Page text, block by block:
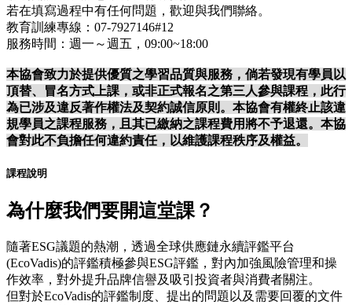
若在填寫過程中有任何問題，歡迎與我們聯絡。
教育訓練專線：07-7927146#12
服務時間：週一～週五，09:00~18:00
本協會致力於提供優質之學習品質與服務，倘若發現有學員以
頂替、冒名方式上課，或非正式報名之第三人參與課程，此行
為已涉及違反著作權法及契約誠信原則。本協會有權終止該違
規學員之課程服務，且其已繳納之課程費用將不予退還。本協
會對此不負擔任何違約責任，以維護課程秩序及權益。
課程說明
為什麼我們要開這堂課？
隨著ESG議題的熱潮，透過全球供應鏈永續評鑑平台
(EcoVadis)的評鑑積極參與ESG評鑑，對內加強風險管理和操
作效率，對外提升品牌信譽及吸引投資者與消費者關注。
但對於EcoVadis的評鑑制度、提出的問題以及需要回覆的文件